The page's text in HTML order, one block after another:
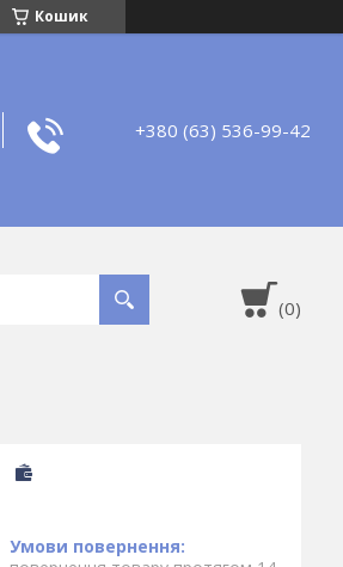
Кошик
+380 (63) 536-99-42